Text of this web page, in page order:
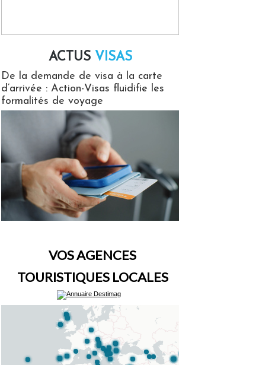
ACTUS VISAS
De la demande de visa à la carte
d’arrivée : Action-Visas fluidifie les
formalités de voyage
VOS AGENCES
TOURISTIQUES LOCALES